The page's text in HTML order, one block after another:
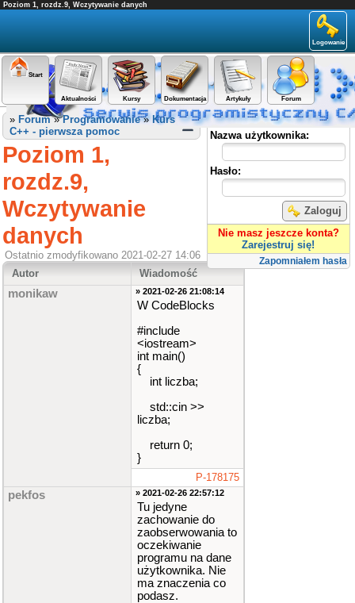
Poziom 1, rozdz.9, Wczytywanie danych
Logowanie
Start
Aktualności Kursy Dokumentacja Artykuły Forum
Panel użytkownika
Nazwa użytkownika:
Hasło:
Zaloguj
Nie masz jeszcze konta?
Zarejestruj się!
Zapomniałem hasła
» Forum»Programowanie» Kurs
C++ - pierwsza pomoc
Poziom 1,
rozdz.9,
Wczytywanie
danych
Ostatnio zmodyfikowano 2021-02-27 14:06
Autor
Wiadomość
monikaw » 2021-02-26 21:08:14
W CodeBlocks
#include
<iostream>
int main()
{
int liczba;
std::cin >>
liczba;
return 0;
}
P-178175
pekfos » 2021-02-26 22:57:12
Tu jedyne
zachowanie do
zaobserwowania to
oczekiwanie
programu na dane
użytkownika. Nie
ma znaczenia co
podasz.